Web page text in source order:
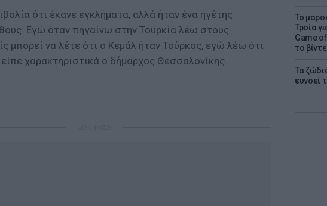
Το
Τροία
Game
το
Τα
ευνοεί
ότι έκανε εγκλήματα, αλλά ήταν ένα ηγέτης
Εγώ όταν πηγαίνω στην Τουρκία λέω στους
μπορεί να λέτε ότι ο Κεμάλ ήταν Τούρκος, εγώ λέω ότι
είπε χαρακτηριστικά ο δήμαρχος Θεσσαλονίκης.